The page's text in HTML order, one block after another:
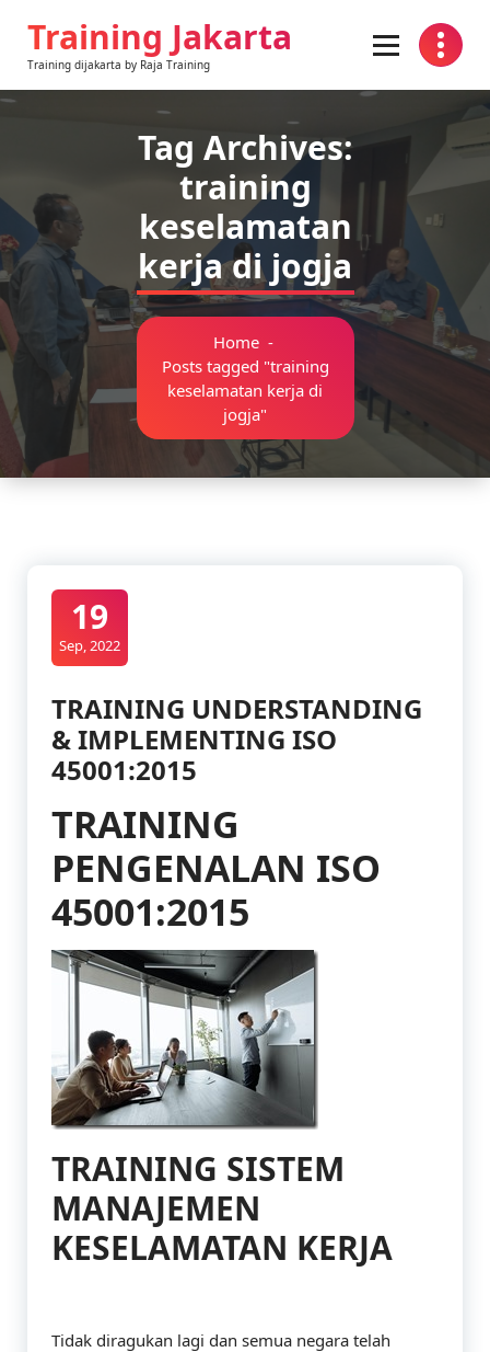
contentTraining Jakarta
Training dijakarta by Raja Training
Tag Archives:
training
keselamatan
kerja di jogja
Home-
Posts tagged "training
keselamatan kerja di
jogja"
19
Sep, 2022
TRAINING UNDERSTANDING
& IMPLEMENTING ISO
45001:2015
TRAINING
PENGENALAN ISO
45001:2015
TRAINING SISTEM
MANAJEMEN
KESELAMATAN KERJA
Tidak diragukan lagi dan semua negara telah